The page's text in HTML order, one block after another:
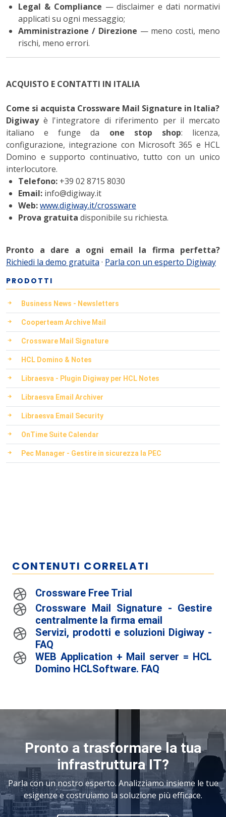
Legal & Compliance — disclaimer e dati normativi
applicati su ogni messaggio;
Amministrazione / Direzione — meno costi, meno
rischi, meno errori.
ACQUISTO E CONTATTI IN ITALIA
Come si acquista Crossware Mail Signature in Italia?
Digiwayè l'integratore di riferimento per il mercato
italiano e funge da one stop shop: licenza,
configurazione, integrazione con Microsoft 365 e HCL
Domino e supporto continuativo, tutto con un unico
interlocutore.
Telefono: +39 02 8715 8030
Email: info@digiway.it
Web:www.digiway.it/crossware
Prova gratuita disponibile su richiesta.
Pronto a dare a ogni email la firma perfetta?
Richiedi la demo gratuita · Parla con un esperto Digiway
PRODOTTI
Business News - Newsletters
Cooperteam Archive Mail
Crossware Mail Signature
HCL Domino & Notes
Libraesva - Plugin Digiway per HCL Notes
Libraesva Email Archiver
Libraesva Email Security
OnTime Suite Calendar
Pec Manager - Gestire in sicurezza la PEC
CONTENUTI CORRELATI
Crossware Free Trial
Crossware Mail Signature - Gestire
centralmente la firma email
Servizi, prodotti e soluzioni Digiway -
FAQ
WEB Application + Mail server = HCL
Domino HCLSoftware. FAQ
Pronto a trasformare la tua
infrastruttura IT?
Parla con un nostro esperto. Analizziamo insieme le tue
esigenze e costruiamo la soluzione più efficace.